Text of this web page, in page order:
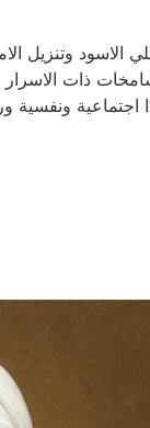
وتنزيل
ذات